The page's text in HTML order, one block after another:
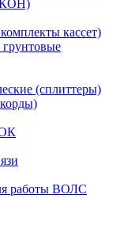
кассет)
(сплиттеры)
ОК
работы ВОЛС